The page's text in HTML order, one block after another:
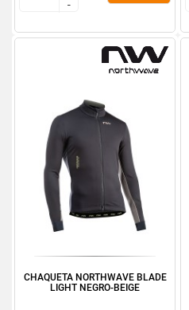
--
CHAQUETA NORTHWAVE BLADE
LIGHT NEGRO-BEIGE